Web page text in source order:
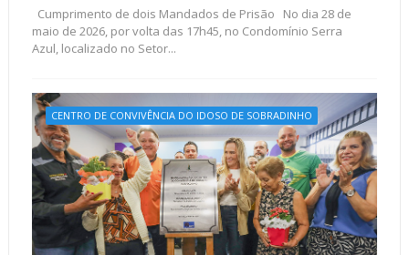
Cumprimento de dois Mandados de Prisão No dia 28 de
maio de 2026, por volta das 17h45, no Condomínio Serra
Azul, localizado no Setor...
CENTRO DE CONVIVÊNCIA DO IDOSO DE SOBRADINHO